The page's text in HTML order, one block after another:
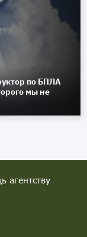
по БПЛА
мы не
агентству